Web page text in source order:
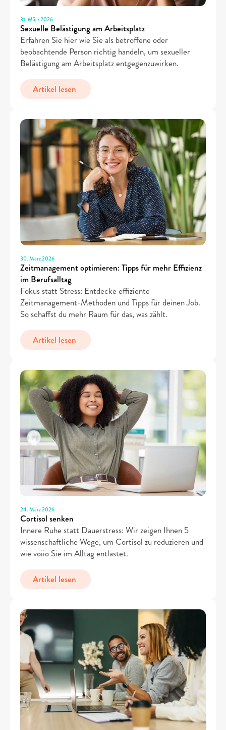
31. März 2026
Sexuelle Belästigung am Arbeitsplatz
Erfahren Sie hier wie Sie als betroffene oder
beobachtende Person richtig handeln, um sexueller
Belästigung am Arbeitsplatz entgegenzuwirken.
Artikel lesen
30. März 2026
Zeitmanagement optimieren: Tipps für mehr Effizienz
im Berufsalltag
Fokus statt Stress: Entdecke effiziente
Zeitmanagement-Methoden und Tipps für deinen Job.
So schaffst du mehr Raum für das, was zählt.
Artikel lesen
24. März 2026
Cortisol senken
Innere Ruhe statt Dauerstress: Wir zeigen Ihnen 5
wissenschaftliche Wege, um Cortisol zu reduzieren und
wie voiio Sie im Alltag entlastet.
Artikel lesen